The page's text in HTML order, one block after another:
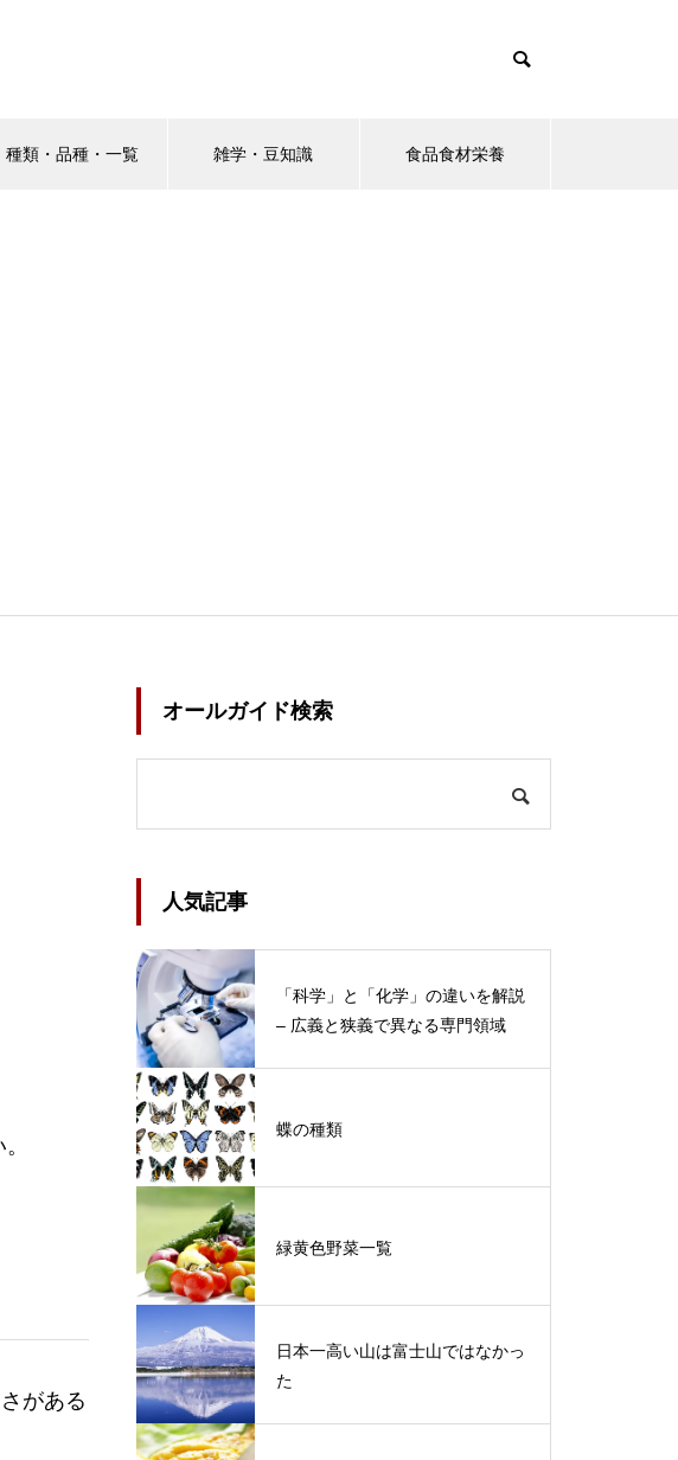
種類・品種・一覧 雑学・豆知識 食品食材栄養
がある
オールガイド検索
人気記事
「科学」と「化学」の違いを解説
– 広義と狭義で異なる専門領域
蝶の種類
緑黄色野菜一覧
日本一高い山は富士山ではなかっ
た